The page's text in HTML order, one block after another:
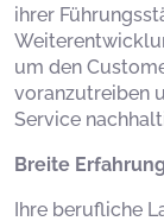
ihrer
um den
voranzutreiben
Service
Breite
Ihre berufliche